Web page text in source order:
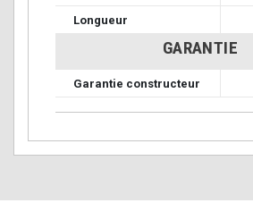
Longueur
GARANTIE
Garantie constructeur